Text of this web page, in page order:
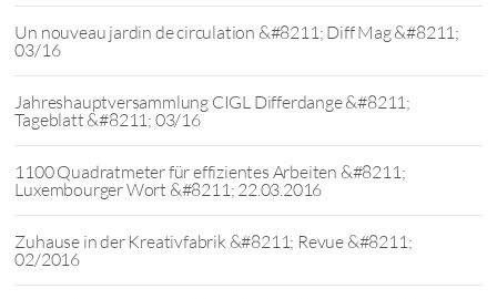
Un nouveau jardin de circulation &#8211; Diff Mag &#8211;
03/16
Jahreshauptversammlung CIGL Differdange &#8211;
Tageblatt &#8211; 03/16
1100 Quadratmeter für effizientes Arbeiten &#8211;
Luxembourger Wort &#8211; 22.03.2016
Zuhause in der Kreativfabrik &#8211; Revue &#8211;
02/2016